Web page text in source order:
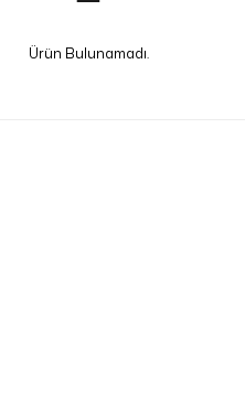
Ürün Bulunamadı.